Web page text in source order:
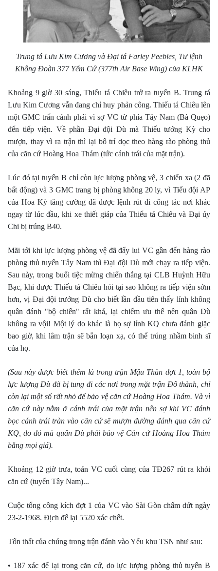
Trung tá Lưu Kim Cương và Đại tá Farley Peebles, Tư lệnh
Không Đoàn 377 Yểm Cứ (377th Air Base Wing) của KLHK
Khoảng 9 giờ 30 sáng, Thiếu tá Chiêu trở ra tuyến B. Trung tá
Lưu Kim Cương vẫn đang chỉ huy phản công. Thiếu tá Chiêu lên
một GMC trấn cánh phải vì sợ VC từ phía Tây Nam (Bà Quẹo)
đến tiếp viện. Về phần Ðại đội Dù mà Thiếu tướng Kỳ cho
mượn, thay vì ra trận thì lại bố trí dọc theo hàng rào phòng thủ
của căn cứ Hoàng Hoa Thám (tức cánh trái của mặt trận).
Lúc đó tại tuyến B chỉ còn lực lượng phòng vệ, 3 chiến xa (2 đã
bất động) và 3 GMC trang bị phòng không 20 ly, vì Tiểu đội AP
của Hoa Kỳ tăng cường đã được lệnh rút đi công tác nơi khác
ngay từ lúc đầu, khi xe thiết giáp của Thiếu tá Chiêu và Ðại úy
Chi bị trúng B40.
Mãi tới khi lực lượng phòng vệ đã đẩy lui VC gần đến hàng rào
phòng thủ tuyến Tây Nam thì Ðại đội Dù mới chạy ra tiếp viện.
Sau này, trong buổi tiệc mừng chiến thắng tại CLB Huỳnh Hữu
Bạc, khi được Thiếu tá Chiêu hỏi tại sao không ra tiếp viện sớm
hơn, vị Ðại đội trưởng Dù cho biết lần đầu tiên thấy lính không
quân đánh "bộ chiến" rất khá, lại chiếm ưu thế nên quân Dù
không ra vội! Một lý do khác là họ sợ lính KQ chưa đánh giặc
bao giờ, khi lâm trận sẽ bắn loạn xạ, có thể trúng nhầm binh sĩ
của họ.
(Sau này được biết thêm là trong trận Mậu Thân đợt 1, toàn bộ
lực lượng Dù đã bị tung đi các nơi trong mặt trận Ðô thành, chỉ
còn lại một số rất nhỏ để bảo vệ căn cứ Hoàng Hoa Thám. Và vì
căn cứ này nằm ở cánh trái của mặt trận nên sợ khi VC đánh
bọc cánh trái tràn vào căn cứ sẽ mượn đường đánh qua căn cứ
KQ, do đó mà quân Dù phải bảo vệ Căn cứ Hoàng Hoa Thám
bằng mọi giá).
Khoảng 12 giờ trưa, toán VC cuối cùng của TÐ267 rút ra khỏi
căn cứ (tuyến Tây Nam)...
Cuộc tổng công kích đợt 1 của VC vào Sài Gòn chấm dứt ngày
23-2-1968. Ðịch để lại 5520 xác chết.
Tổn thất của chúng trong trận đánh vào Yếu khu TSN như sau:
• 187 xác để lại trong căn cứ, do lực lượng phòng thủ tuyến B